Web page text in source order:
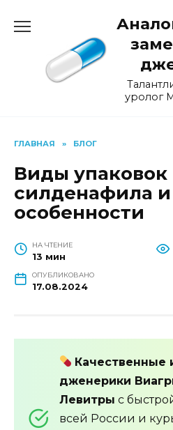
уролог
ГЛАВНАЯ » БЛОГ
Виды упаковок
силденафила
особенности
НА ЧТЕНИЕ
13 мин
ОПУБЛИКОВАНО
17.08.2024
Качественные
дженерики
Левитры с
всей России и